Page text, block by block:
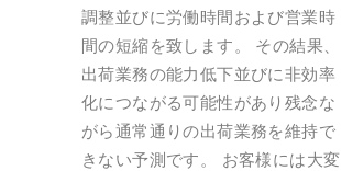
調整並びに労働時間および営業時
間の短縮を致します。 その結果、
出荷業務の能力低下並びに非効率
化につながる可能性があり残念な
がら通常通りの出荷業務を維持で
きない予測です。 お客様には大変